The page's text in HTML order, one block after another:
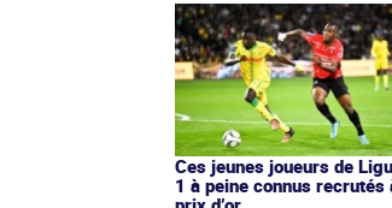
Ces jeunes joueurs de
1 à peine connus recrutés